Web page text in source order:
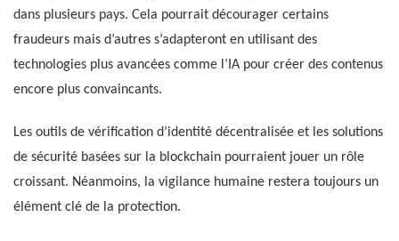
dans plusieurs pays. Cela pourrait décourager certains
fraudeurs mais d’autres s’adapteront en utilisant des
technologies plus avancées comme l’IA pour créer des contenus
encore plus convaincants.
Les outils de vérification d’identité décentralisée et les solutions
de sécurité basées sur la blockchain pourraient jouer un rôle
croissant. Néanmoins, la vigilance humaine restera toujours un
élément clé de la protection.